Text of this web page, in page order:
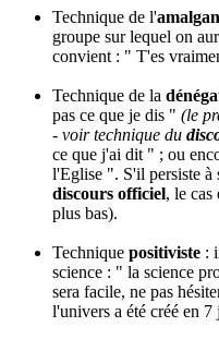
Technique de l'
groupe sur lequel on
convient : " T'es
Technique de la
pas ce que je dis " (le
- voir technique du
ce que j'ai dit " ; ou
l'Eglise ". S'il persiste à
discours officiel, le cas
plus bas).
Technique positiviste :
science : " la science
sera facile, ne pas
l'univers a été créé en 7